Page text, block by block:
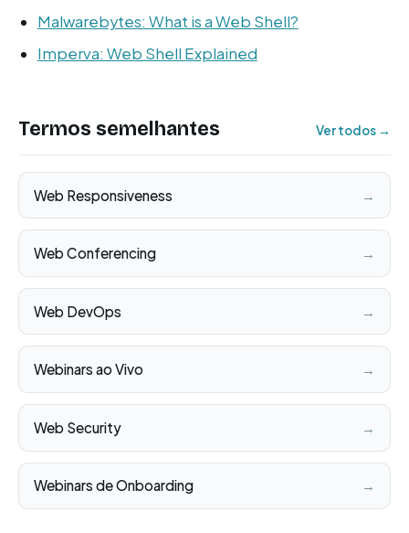
Malwarebytes: What is a Web Shell?
Imperva: Web Shell Explained
Termos semelhantes Ver todos →
Web Responsiveness →
Web Conferencing →
Web DevOps →
Webinars ao Vivo →
Web Security →
Webinars de Onboarding →